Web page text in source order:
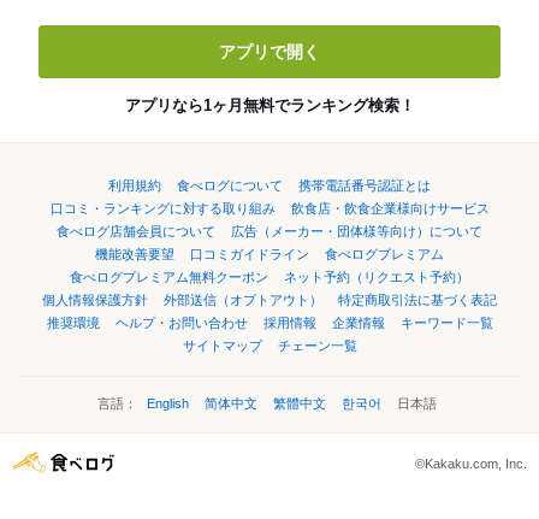
アプリで開く
アプリなら1ヶ月無料でランキング検索！
利用規約 食べログについて
携帯電話番号認証とは
口コミ・ランキングに対する取り組み
飲食店・飲食企業様向けサービス
食べログ店舗会員について
広告（メーカー・団体様等向け）について
機能改善要望
口コミガイドライン
食べログプレミアム
食べログプレミアム無料クーポン
ネット予約（リクエスト予約）
個人情報保護方針
外部送信（オプトアウト）
特定商取引法に基づく表記
推奨環境
ヘルプ・お問い合わせ 採用情報 企業情報
キーワード一覧
サイトマップ
チェーン一覧
言語： English 简体中文 繁體中文 한국어 日本語
©Kakaku.com, Inc.